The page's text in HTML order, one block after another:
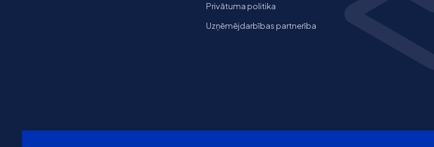
Privātuma politika
Uzņēmējdarbības partnerība